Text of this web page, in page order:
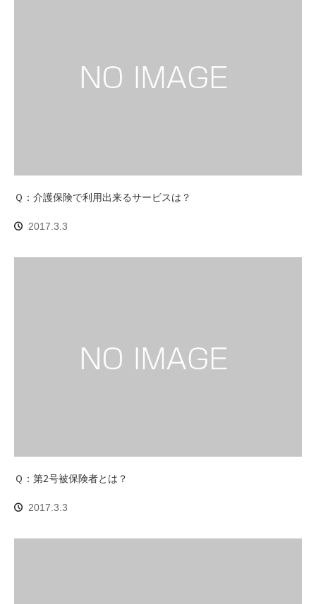
Ｑ：介護保険で利用出来るサービスは？
2017.3.3
Ｑ：第2号被保険者とは？
2017.3.3